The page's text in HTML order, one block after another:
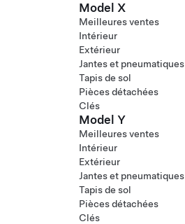
Model X
Meilleures ventes
Intérieur
Extérieur
Jantes et pneumatiques
Tapis de sol
Pièces détachées
Clés
Model Y
Meilleures ventes
Intérieur
Extérieur
Jantes et pneumatiques
Tapis de sol
Pièces détachées
Clés